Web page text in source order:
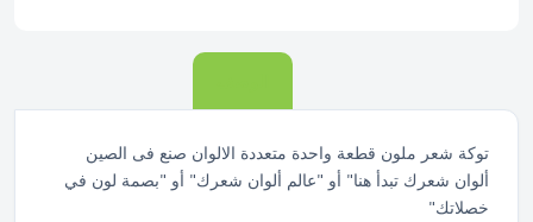
توكة شعر ملون قطعة واحدة متعددة الالوان صنع فى الصين
ألوان شعرك تبدأ هنا" أو "عالم ألوان شعرك" أو "بصمة لون في
خصلاتك"